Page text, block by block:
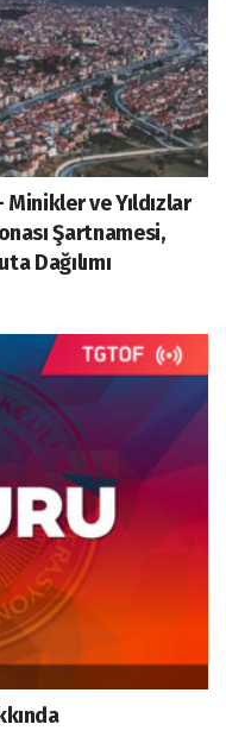
ve Yıldızlar
Şartnamesi,
Dağılımı